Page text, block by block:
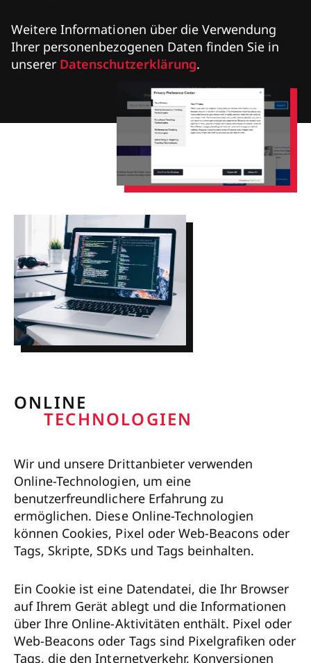
Weitere Informationen über die Verwendung
Ihrer personenbezogenen Daten finden Sie in
unserer Datenschutzerklärung.
ONLINE
TECHNOLOGIEN
Wir und unsere Drittanbieter verwenden
Online-Technologien, um eine
benutzerfreundlichere Erfahrung zu
ermöglichen. Diese Online-Technologien
können Cookies, Pixel oder Web-Beacons oder
Tags, Skripte, SDKs und Tags beinhalten.
Ein Cookie ist eine Datendatei, die Ihr Browser
auf Ihrem Gerät ablegt und die Informationen
über Ihre Online-Aktivitäten enthält. Pixel oder
Web-Beacons oder Tags sind Pixelgrafiken oder
Tags, die den Internetverkehr, Konversionen